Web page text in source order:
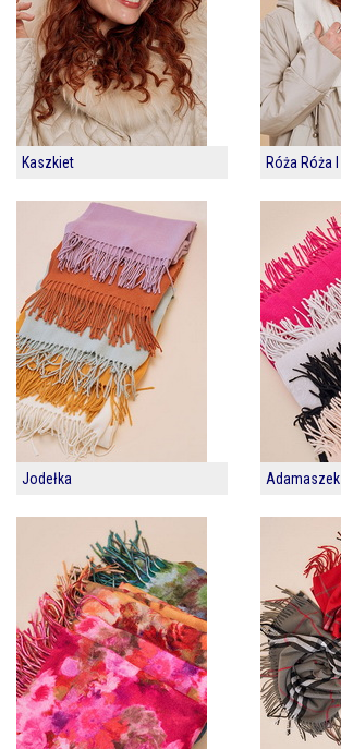
Kaszkiet Róża Róża I
Jodełka Adamaszek